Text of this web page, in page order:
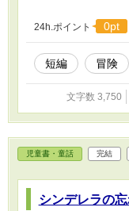
24h.ポイント 0pt
短編 冒険
文字数 3,750
児童書・童話 完結
シンデレラの